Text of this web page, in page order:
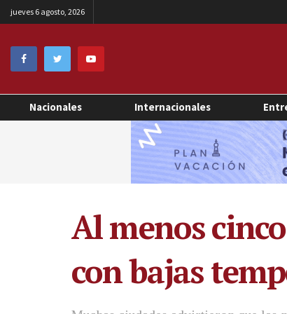
jueves 6 agosto, 2026
Nacionales Internacionales
Al menos
con bajas